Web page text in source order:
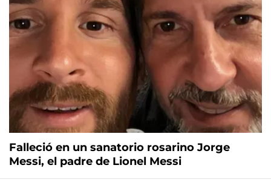
Falleció en un sanatorio rosarino Jorge
Messi, el padre de Lionel Messi